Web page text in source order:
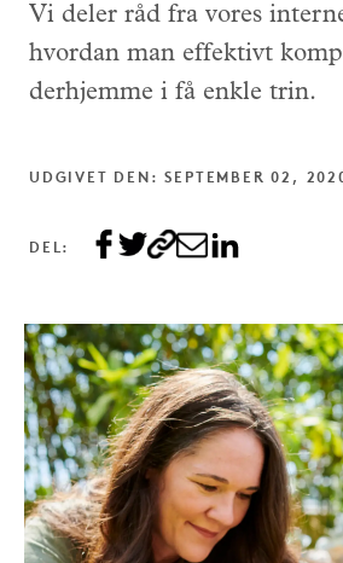
Vi deler råd fra vores
hvordan man effektivt
derhjemme i få enkle trin.
UDGIVET DEN: SEPTEMBER 02,
DEL: